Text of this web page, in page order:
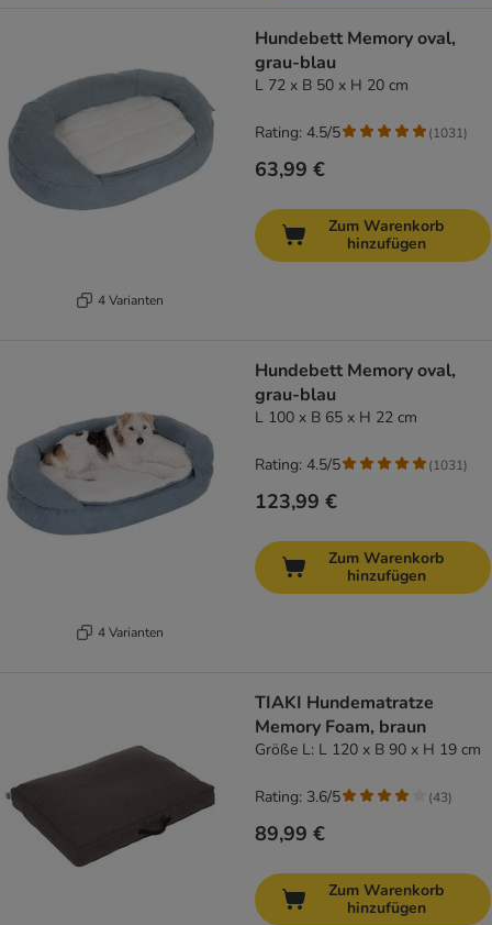
4 Varianten
Hundebett Memory oval,
grau-blau
L 72 x B 50 x H 20 cm
63,99 €
Rating: 4.5/5 (1031)
Zum Warenkorb
hinzufügen
4 Varianten
Hundebett Memory oval,
grau-blau
L 100 x B 65 x H 22 cm
123,99 €
Rating: 4.5/5 (1031)
Zum Warenkorb
hinzufügen
TIAKI Hundematratze
Memory Foam, braun
Größe L: L 120 x B 90 x H 19 cm
89,99 €
Rating: 3.6/5 (43)
Zum Warenkorb
hinzufügen